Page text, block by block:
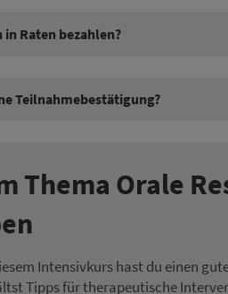
in Raten bezahlen?
Teilnahmebestätigung?
Thema Orale
Intensivkurs hast du einen
Tipps für therapeutische